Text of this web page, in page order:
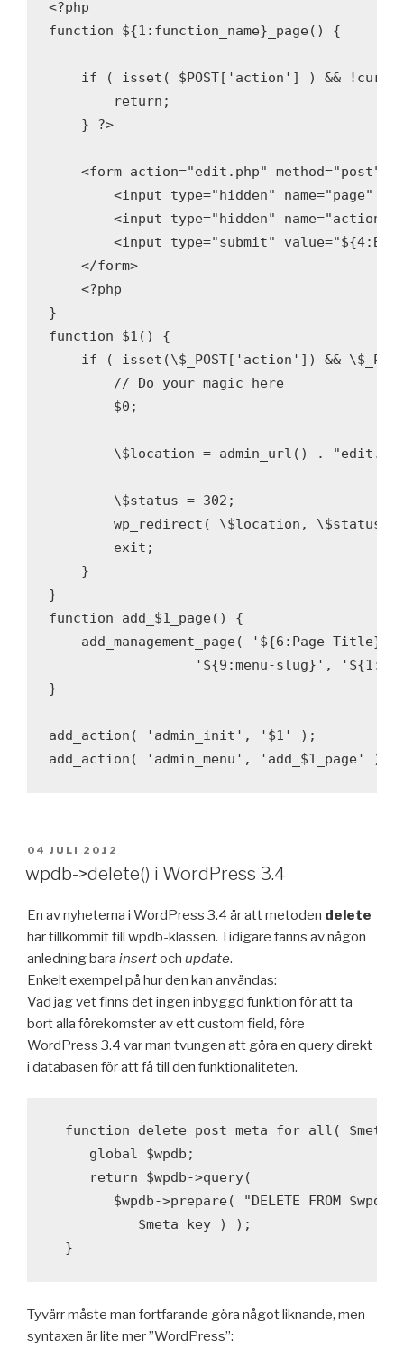
<?php
function ${1:function_name}_page() {
if ( isset( $POST['action'] ) &&
        return;
    } ?>
    <form action="edit.php" method="post">
<input type="hidden" name="page"
<input type="hidden" name="action"
<input type="submit"
    </form>
    <?php
}
function $1() {
if ( isset(\$_POST['action']) &&
        // Do your magic here
        $0;
\$location = admin_url() .
        \$status = 302;
wp_redirect( \$location, \$status
        exit;
    }
}
function add_$1_page() {
add_management_page( '${6:Page
'${9:menu-slug}',
}
add_action( 'admin_init', '$1' );
PUBLICERAT
04 JULI 2012
wpdb->delete() i WordPress 3.4
En av nyheterna i WordPress 3.4 är att metoden delete
har tillkommit till wpdb-klassen. Tidigare fanns av någon
anledning bara insertoch update.
Enkelt exempel på hur den kan användas:
Vad jag vet finns det ingen inbyggd funktion för att ta
bort alla förekomster av ett custom field, före
WordPress 3.4 var man tvungen att göra en query direkt
i databasen för att få till den funktionaliteten.
function delete_post_meta_for_all(
     global $wpdb;
     return $wpdb->query(
$wpdb->prepare( "DELETE FROM
           $meta_key ) );
Tyvärr måste man fortfarande göra något liknande, men
syntaxen är lite mer ”WordPress”: